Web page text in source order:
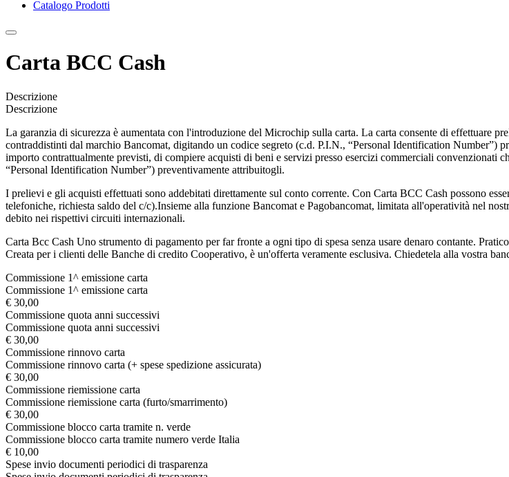
Catalogo Prodotti
Carta BCC Cash
Descrizione
Descrizione
La garanzia di sicurezza è aumentata con l'introduzione del Microchip sulla carta. La carta consente di effettuare
contraddistinti dal marchio Bancomat, digitando un codice segreto (c.d. P.I.N., “Personal Identification
importo contrattualmente previsti, di compiere acquisti di beni e servizi presso esercizi commerciali
“Personal Identification Number”) preventivamente attribuitogli.
I prelievi e gli acquisti effettuati sono addebitati direttamente sul conto corrente. Con Carta BCC Cash possono
telefoniche, richiesta saldo del c/c).Insieme alla funzione Bancomat e Pagobancomat, limitata all'operatività nel
debito nei rispettivi circuiti internazionali.
Carta Bcc Cash Uno strumento di pagamento per far fronte a ogni tipo di spesa senza usare denaro contante.
Creata per i clienti delle Banche di credito Cooperativo, è un'offerta veramente esclusiva. Chiedetela alla vostra
Commissione 1^ emissione carta
Commissione 1^ emissione carta
€ 30,00
Commissione quota anni successivi
Commissione quota anni successivi
€ 30,00
Commissione rinnovo carta
Commissione rinnovo carta (+ spese spedizione assicurata)
€ 30,00
Commissione riemissione carta
Commissione riemissione carta (furto/smarrimento)
€ 30,00
Commissione blocco carta tramite n. verde
Commissione blocco carta tramite numero verde Italia
€ 10,00
Spese invio documenti periodici di trasparenza